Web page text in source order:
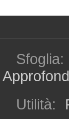
Sfoglia:
Utilità: